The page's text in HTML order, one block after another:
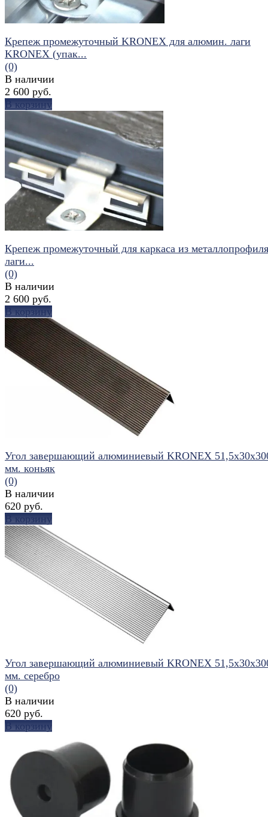
избранное сравнить
Крепеж промежуточный KRONEX для алюмин. лаги
KRONEX (упак...
(0)
В наличии
2 600 руб.
В корзину
избранное сравнить
Крепеж промежуточный для каркаса из
лаги...
(0)
В наличии
2 600 руб.
В корзину
избранное сравнить
Угол завершающий алюминиевый KRONEX
мм. коньяк
(0)
В наличии
620 руб.
В корзину
избранное сравнить
Угол завершающий алюминиевый KRONEX
мм. серебро
(0)
В наличии
620 руб.
В корзину